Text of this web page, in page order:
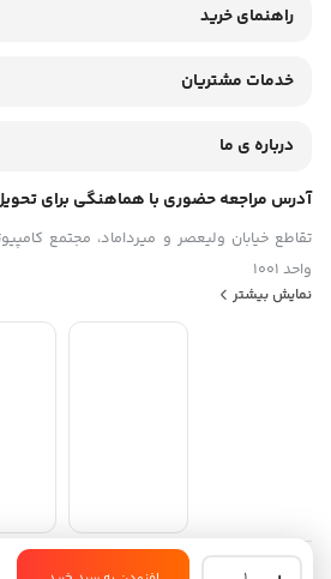
راهنمای خرید
خدمات مشتریان
درباره ی ما
آدرس مراجعه حضوری با هماهنگی برای
واحد 1001
نمایش بیشتر
استفاده از مطالب فروشگاه اینترنتی موبیلو فقط